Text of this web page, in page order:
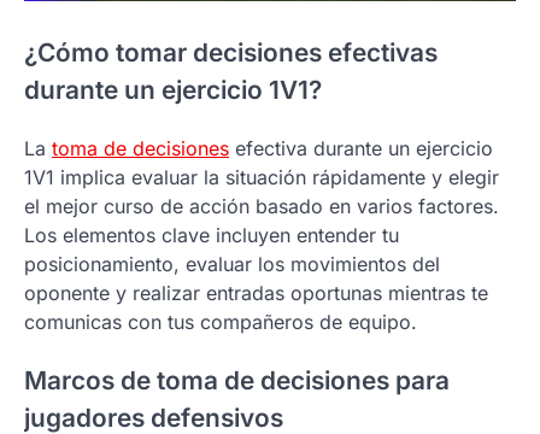
¿Cómo tomar decisiones efectivas
durante un ejercicio 1V1?
La toma de decisiones efectiva durante un ejercicio
1V1 implica evaluar la situación rápidamente y elegir
el mejor curso de acción basado en varios factores.
Los elementos clave incluyen entender tu
posicionamiento, evaluar los movimientos del
oponente y realizar entradas oportunas mientras te
comunicas con tus compañeros de equipo.
Marcos de toma de decisiones para
jugadores defensivos